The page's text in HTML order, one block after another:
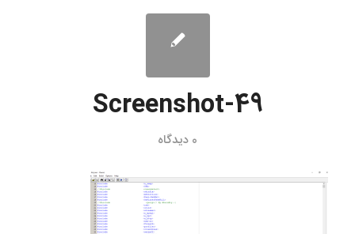
Screenshot-49
0 دیدگاه